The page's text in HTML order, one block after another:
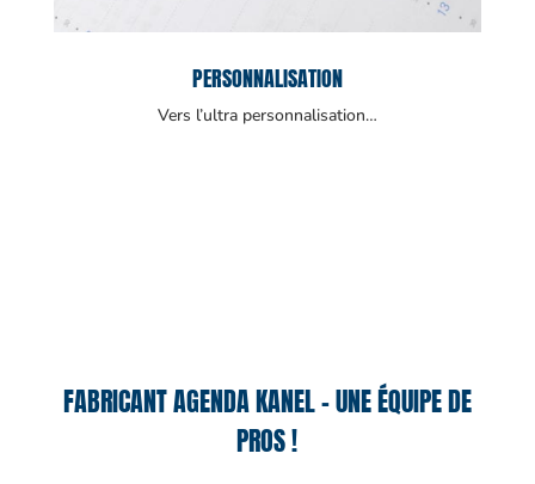
PERSONNALISATION
Vers l’ultra personnalisation…
FABRICANT AGENDA KANEL – UNE ÉQUIPE DE
PROS !